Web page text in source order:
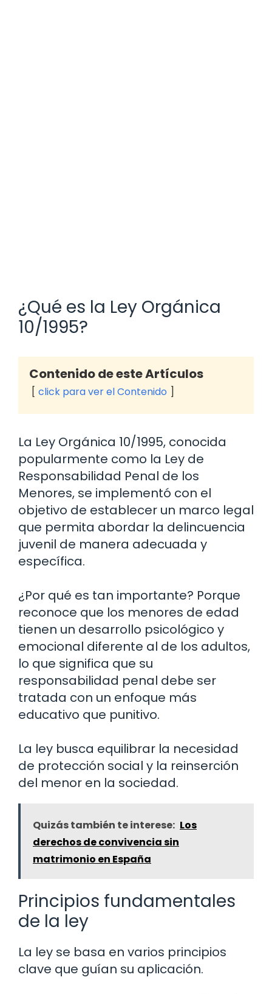
¿Qué es la Ley Orgánica
10/1995?
Contenido de este Artículos
click para ver el Contenido
La Ley Orgánica 10/1995, conocida
popularmente como la Ley de
Responsabilidad Penal de los
Menores, se implementó con el
objetivo de establecer un marco legal
que permita abordar la delincuencia
juvenil de manera adecuada y
específica.
¿Por qué es tan importante? Porque
reconoce que los menores de edad
tienen un desarrollo psicológico y
emocional diferente al de los adultos,
lo que significa que su
responsabilidad penal debe ser
tratada con un enfoque más
educativo que punitivo.
La ley busca equilibrar la necesidad
de protección social y la reinserción
del menor en la sociedad.
Quizás también te interese: Los
derechos de convivencia sin
matrimonio en España
Principios fundamentales
de la ley
La ley se basa en varios principios
clave que guían su aplicación.